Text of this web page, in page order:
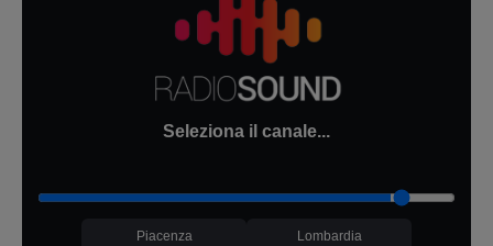
Seleziona il canale...
Piacenza Lombardia